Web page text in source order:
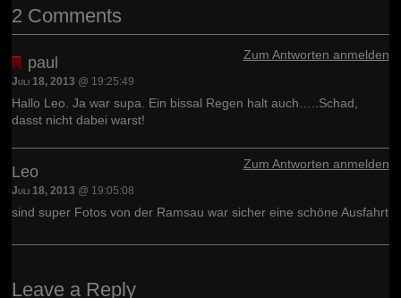
2 Comments
paul
Juli 18, 2013 @ 19:25:49
Hallo Leo. Ja war supa. Ein bissal Regen halt auch…..Schad,
dasst nicht dabei warst!
Zum Antworten anmelden
Leo
Juli 18, 2013 @ 19:05:08
sind super Fotos von der Ramsau war sicher eine schöne Ausfahrt
Zum Antworten anmelden
Leave a Reply